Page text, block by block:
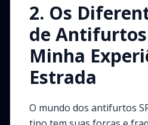
2. Os
de Antifurtos
Minha
Estrada
O mundo dos antifurtos